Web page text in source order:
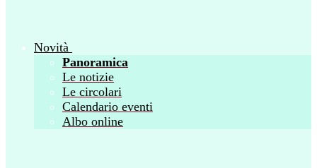
Novità
Panoramica
Le notizie
Le circolari
Calendario eventi
Albo online